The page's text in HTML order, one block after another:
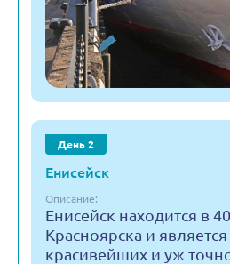
День 2
Енисейск
Описание:
Енисейск находится в
Красноярска и
красивейших и уж